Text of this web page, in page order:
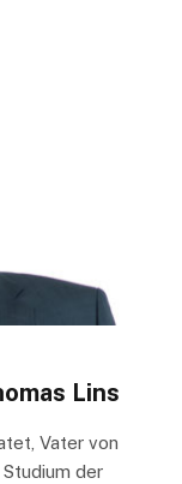
Lins
Vater von
der